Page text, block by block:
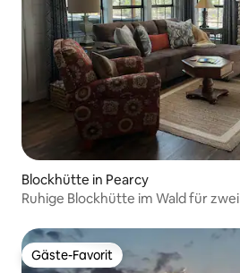
Blockhütte in Pearcy
Ruhige Blockhütte im Wald für zwei
Gäste-Favorit
Gäste-Favorit